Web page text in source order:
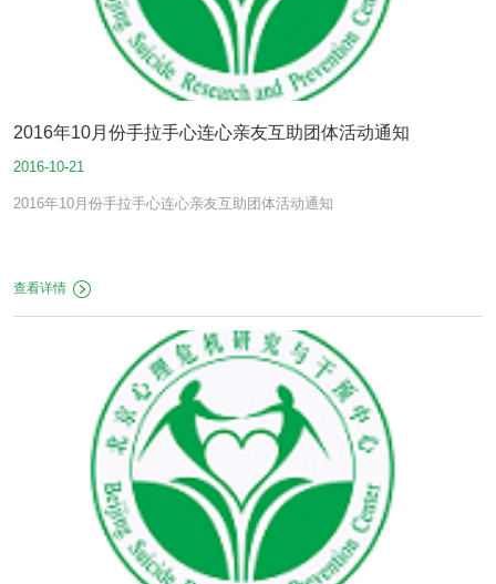
2016年10月份手拉手心连心亲友互助团体活动通知
2016-10-21
2016年10月份手拉手心连心亲友互助团体活动通知
查看详情